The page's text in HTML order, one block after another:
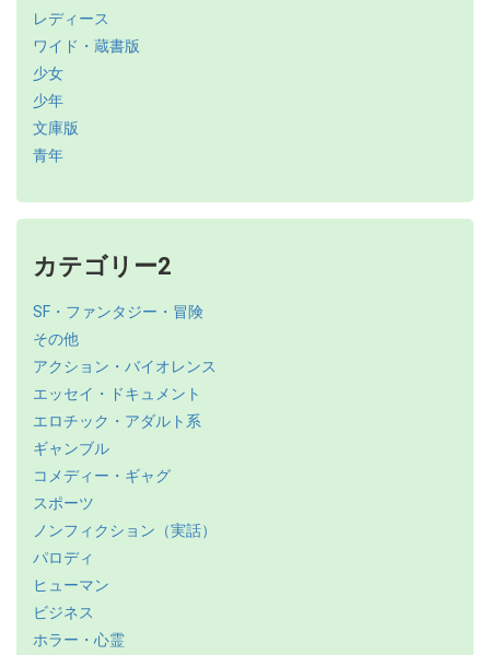
レディース
ワイド・蔵書版
少女
少年
文庫版
青年
カテゴリー2
SF・ファンタジー・冒険
その他
アクション・バイオレンス
エッセイ・ドキュメント
エロチック・アダルト系
ギャンブル
コメディー・ギャグ
スポーツ
ノンフィクション（実話）
パロディ
ヒューマン
ビジネス
ホラー・心霊